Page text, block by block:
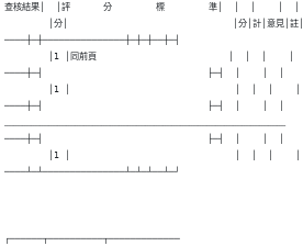
查核結果│  │評      分        標        準│  │  │    │  │
        │分│                              │分│計│意見│註│
────┼─┼───────────────┼─┼─┼──┼─┤
│1 │同前頁                        │  │  │    │
────┼─┤                              ├─┤  │    │  │
│1 │                              │  │  │    │
────┼─┤                              ├─┤  │    │  │
────┼─┤                              ├─┤  │    │  │
│1 │                              │  │  │    │
────┴─┴───────────────┴─┴─┴──┴─┘
┌──────┬──────────┬─────────────